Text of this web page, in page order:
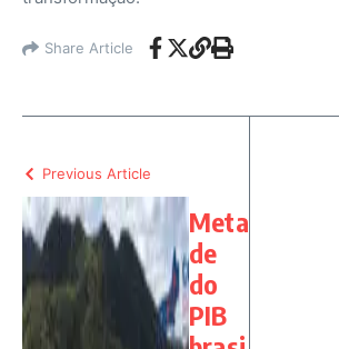
Share Article
Previous Article
Meta
de
do
PIB